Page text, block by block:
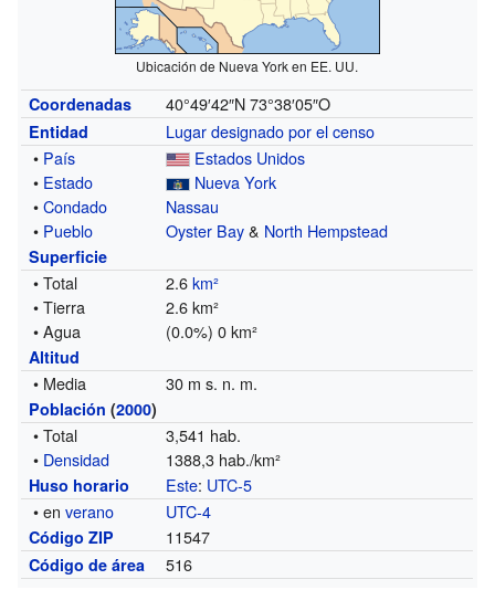
Ubicación de Nueva York en EE. UU.
Coordenadas 40°49′42″N 73°38′05″O
Entidad
Lugar designado por el censo
• País
Estados Unidos
• Estado
Nueva York
•Condado
Nassau
• Pueblo Oyster Bay& North Hempstead
Superficie
• Total 2.6km²
• Tierra
2.6 km²
• Agua
(0.0%) 0 km²
Altitud
• Media 30 m s. n. m.
Población (2000)
• Total
3,541 hab.
• Densidad 1388,3 hab./km²
Huso horario Este: UTC-5
• enverano UTC-4
Código ZIP 11547
Código de área 516